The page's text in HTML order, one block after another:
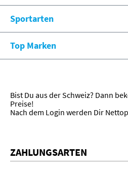
Sportarten
Top Marken
Bist Du aus der Schweiz? Dann
Preise!
Nach dem Login werden Dir
ZAHLUNGSARTEN